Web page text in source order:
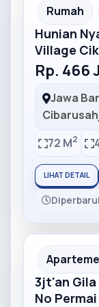
Partner
Rumah
Hunian
Village
Rp. 466
Jawa
72 M2
LIHAT DETAIL
Partner
3jt'an Gila
No